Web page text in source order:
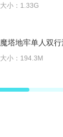
大小：1.33G
大小：194.3M